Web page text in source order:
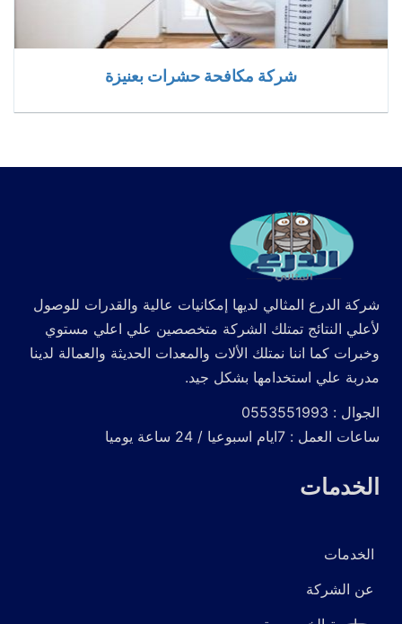
شركة مكافحة حشرات بعنيزة
شركة الدرع المثالي لديها إمكانيات عالية والقدرات للوصول
لأعلي النتائج تمتلك الشركة متخصصين علي اعلي مستوي
وخبرات كما اننا نمتلك الألات والمعدات الحديثة والعمالة لدينا
مدربة علي استخدامها بشكل جيد.
الجوال : 0553551993
ساعات العمل : 7ايام اسبوعيا / 24 ساعة يوميا
الخدمات
الخدمات
عن الشركة